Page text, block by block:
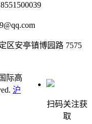
区安亭镇博园路 7575
扫码关注获
取
际高
沪